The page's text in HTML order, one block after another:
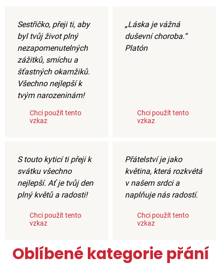
Sestřičko, přeji ti, aby
byl tvůj život plný
nezapomenutelných
zážitků, smíchu a
šťastných okamžiků.
Všechno nejlepší k
tvým narozeninám!
Chci použít tento
vzkaz
„Láska je vážná
duševní choroba.“
Platón
Chci použít tento
vzkaz
S touto kyticí ti přeji k
svátku všechno
nejlepší. Ať je tvůj den
plný květů a radosti!
Chci použít tento
vzkaz
Přátelství je jako
květina, která rozkvétá
v našem srdci a
naplňuje nás radostí.
Chci použít tento
vzkaz
Oblíbené kategorie přání